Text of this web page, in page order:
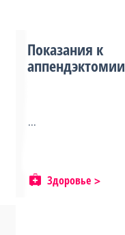
Показания к
аппендэктомии
...
Здоровье